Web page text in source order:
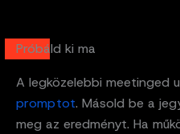
Próbáld ki ma
A legközelebbi meetinged
promptot. Másold be a
meg az eredményt. Ha